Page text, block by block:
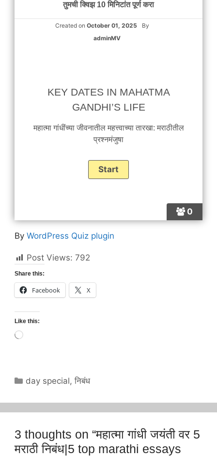
0
तुमची क्विझ 10 मिनिटांत पूर्ण करा
Created on October 01, 2025
By
adminMV
KEY DATES IN MAHATMA
GANDHI’S LIFE
महात्मा गांधींच्या जीवनातील महत्त्वाच्या तारखा: मराठीतील
प्रश्नमंजुषा
By WordPress Quiz plugin
Post Views: 792
Share this:
Facebook X
Like this:
Loading…
Categories
day special,निबंध
3 thoughts on “महात्मा गांधी जयंती वर 5
मराठी निबंध|5 top marathi essays